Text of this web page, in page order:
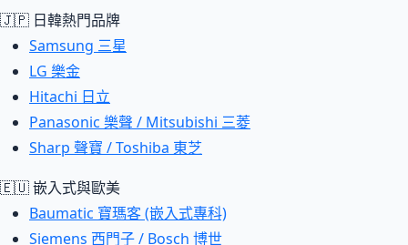
🇯🇵 日韓熱門品牌
Samsung 三星
LG 樂金
Hitachi 日立
Panasonic 樂聲 / Mitsubishi 三菱
Sharp 聲寶 / Toshiba 東芝
🇪🇺 嵌入式與歐美
Baumatic 寶瑪客 (嵌入式專科)
Siemens 西門子 / Bosch 博世